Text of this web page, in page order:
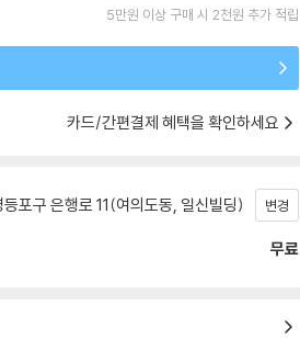
5만원 이상 구매 시 2천원 추가 적립
카드/간편결제 혜택을 확인하세요
포구 은행로 11(여의도동, 일신빌딩) 변경
무료